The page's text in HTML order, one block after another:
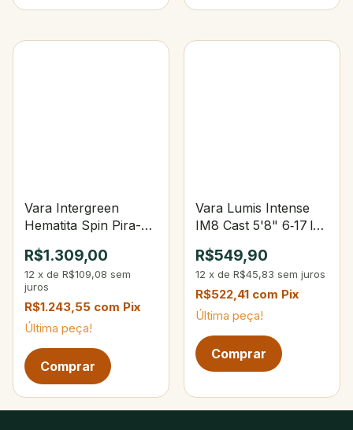
Vara Intergreen
Hematita Spin Pira-
60lbs
R$1.309,00
12 x de R$109,08 sem
juros
R$1.243,55 com Pix
Última peça!
Vara Lumis Intense
IM8 Cast 5'8" 6‑17 lbs
R$549,90
12 x de R$45,83 sem juros
R$522,41 com Pix
Última peça!